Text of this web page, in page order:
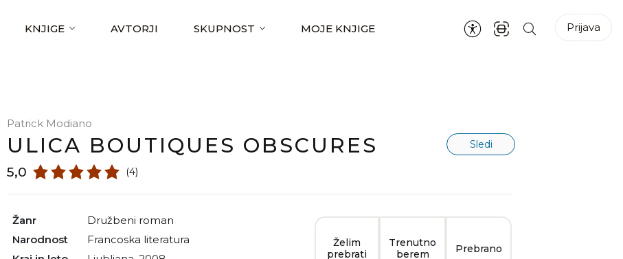
KNJIGE AVTORJI SKUPNOST MOJE KNJIGE Prijava
Patrick Modiano
ULICA BOUTIQUES OBSCURES Sledi
5,0 (4)
Žanr
družbeni roman
Narodnost
francoska literatura
Želim
prebrati
Trenutno
berem
Prebrano